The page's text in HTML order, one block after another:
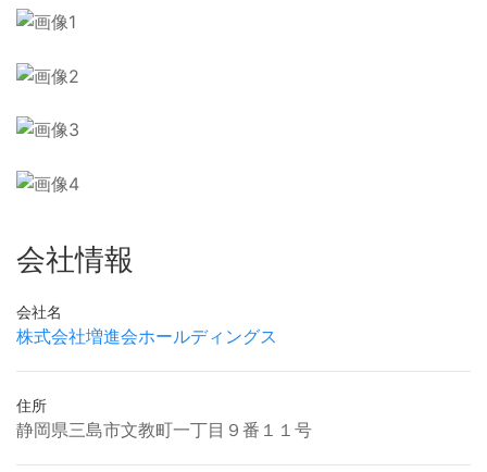
会社情報
会社名
株式会社増進会ホールディングス
住所
静岡県三島市文教町一丁目９番１１号